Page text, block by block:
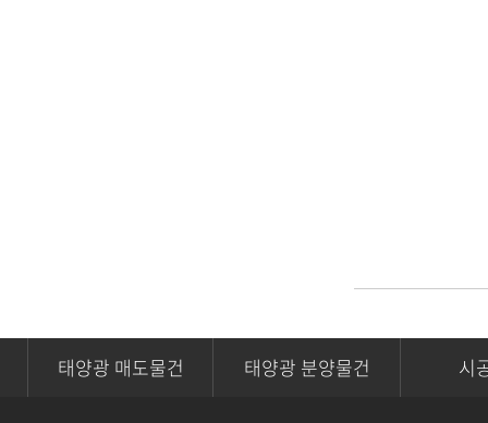
태양광 매도물건 태양광 분양물건 시